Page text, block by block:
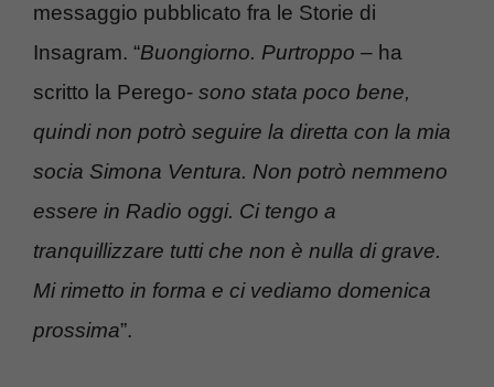
messaggio pubblicato fra le Storie di
Insagram. “Buongiorno. Purtroppo – ha
scritto la Perego- sono stata poco bene,
quindi non potrò seguire la diretta con la mia
socia Simona Ventura. Non potrò nemmeno
essere in Radio oggi. Ci tengo a
tranquillizzare tutti che non è nulla di grave.
Mi rimetto in forma e ci vediamo domenica
prossima”.